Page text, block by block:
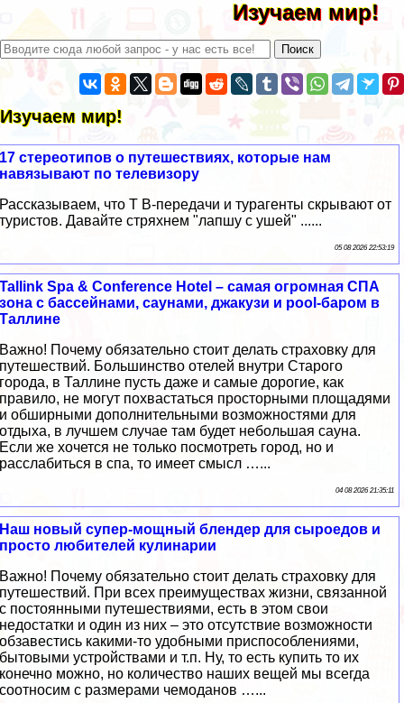
Изучаем мир!
Изучаем мир!
17 стереотипов о путешествиях, которые нам
навязывают по телевизору
Рассказываем, что Т В-передачи и турагенты скрывают от
туристов. Давайте стряхнем "лапшу с ушей" ......
05 08 2026 22:53:19
Tallink Spa & Conference Hotel – самая огромная СПА
зона с бассейнами, саунами, джакузи и pool-баром в
Таллине
Важно! Почему обязательно стоит делать страховку для
путешествий. Большинство отелей внутри Старого
города, в Таллине пусть даже и самые дорогие, как
правило, не могут похвастаться просторными площадями
и обширными дополнительными возможностями для
отдыха, в лучшем случае там будет небольшая сауна.
Если же хочется не только посмотреть город, но и
расслабиться в спа, то имеет смысл …...
04 08 2026 21:35:11
Наш новый супер-мощный блендер для сыроедов и
просто любителей кулинарии
Важно! Почему обязательно стоит делать страховку для
путешествий. При всех преимуществах жизни, связанной
с постоянными путешествиями, есть в этом свои
недостатки и один из них – это отсутствие возможности
обзавестись какими-то удобными приспособлениями,
бытовыми устройствами и т.п. Ну, то есть купить то их
конечно можно, но количество наших вещей мы всегда
соотносим с размерами чемоданов …...